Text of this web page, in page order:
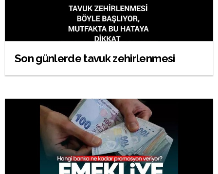
Son günlerde tavuk zehirlenmesi